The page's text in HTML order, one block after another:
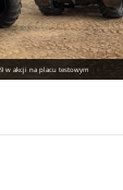
9 w akcji na placu testowym